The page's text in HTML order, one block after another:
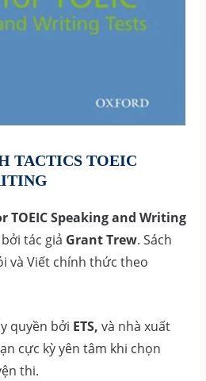
TACTICS TOEIC
TOEIC Speaking and Writing
tác giả Grant Trew. Sách
và Viết chính thức theo
quyền bởi ETS, và nhà xuất
cực kỳ yên tâm khi chọn
thi.